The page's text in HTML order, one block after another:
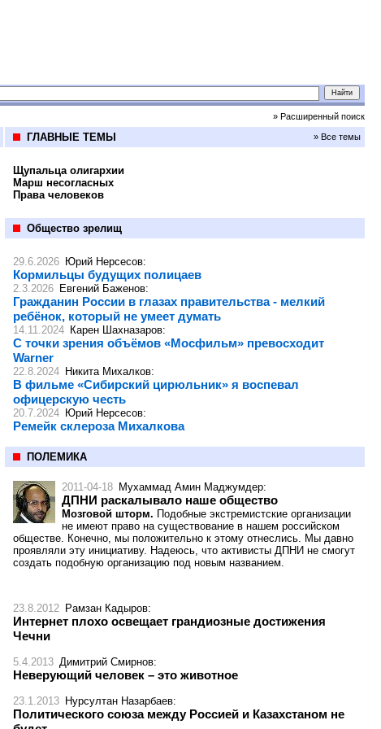
» Расширенный поиск
ГЛАВНЫЕ ТЕМЫ » Все темы
Щупальца олигархии
Марш несогласных
Права человеков
Общество зрелищ
29.6.2026 Юрий Нерсесов:
Кормильцы будущих полицаев
2.3.2026 Евгений Баженов:
Гражданин России в глазах правительства - мелкий
ребёнок, который не умеет думать
14.11.2024 Карен Шахназаров:
С точки зрения объёмов «Мосфильм» превосходит
Warner
22.8.2024 Никита Михалков:
В фильме «Сибирский цирюльник» я воспевал
офицерскую честь
20.7.2024 Юрий Нерсесов:
Ремейк склероза Михалкова
ПОЛЕМИКА
2011-04-18 Мухаммад Амин Маджумдер:
ДПНИ раскалывало наше общество
Мозговой шторм. Подобные экстремистские организации
не имеют право на существование в нашем российском
обществе. Конечно, мы положительно к этому отнеслись. Мы давно
проявляли эту инициативу. Надеюсь, что активисты ДПНИ не смогут
создать подобную организацию под новым названием.
23.8.2012 Рамзан Кадыров:
Интернет плохо освещает грандиозные достижения
Чечни
5.4.2013 Димитрий Смирнов:
Неверующий человек – это животное
23.1.2013 Нурсултан Назарбаев:
Политического союза между Россией и Казахстаном не